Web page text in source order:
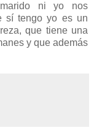
ni yo nos
sí tengo yo es un
que tiene una
y que además